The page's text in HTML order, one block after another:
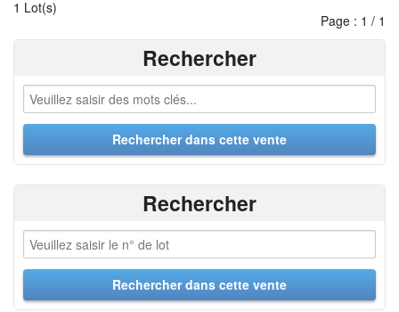
1 Lot(s)
Page : 1 / 1
Rechercher
Rechercher